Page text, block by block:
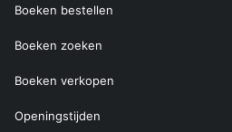
Boeken bestellen
Boeken zoeken
Boeken verkopen
Openingstijden